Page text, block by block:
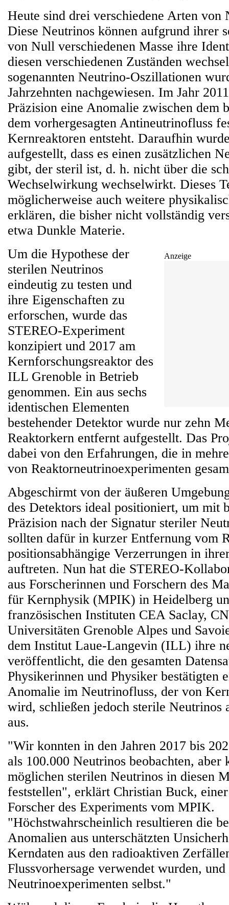
Heute sind drei verschiedene Arten von
Diese Neutrinos können aufgrund ihrer
von Null verschiedenen Masse ihre
diesen verschiedenen Zuständen
sogenannten Neutrino-Oszillationen
Jahrzehnten nachgewiesen. Im Jahr
Präzision eine Anomalie zwischen dem
dem vorhergesagten Antineutrinofluss
Kernreaktoren entsteht. Daraufhin
aufgestellt, dass es einen zusätzlichen
gibt, der steril ist, d. h. nicht über die
Wechselwirkung wechselwirkt. Dieses
möglicherweise auch weitere
erklären, die bisher nicht vollständig
etwa Dunkle Materie.
Anzeige
Um die Hypothese der
sterilen Neutrinos
eindeutig zu testen und
ihre Eigenschaften zu
erforschen, wurde das
STEREO-Experiment
konzipiert und 2017 am
Kernforschungsreaktor des
ILL Grenoble in Betrieb
genommen. Ein aus sechs
identischen Elementen
bestehender Detektor wurde nur zehn
Reaktorkern entfernt aufgestellt. Das
dabei von den Erfahrungen, die in
von Reaktorneutrinoexperimenten
Abgeschirmt von der äußeren
des Detektors ideal positioniert, um mit
Präzision nach der Signatur steriler
sollten dafür in kurzer Entfernung vom
positionsabhängige Verzerrungen in
auftreten. Nun hat die STEREO-
aus Forscherinnen und Forschern des
für Kernphysik (MPIK) in Heidelberg
französischen Instituten CEA Saclay,
Universitäten Grenoble Alpes und
dem Institut Laue-Langevin (ILL) ihre
veröffentlicht, die den gesamten
Physikerinnen und Physiker bestätigten
Anomalie im Neutrinofluss, der von
wird, schließen jedoch sterile Neutrinos
aus.
"Wir konnten in den Jahren 2017 bis
als 100.000 Neutrinos beobachten, aber
möglichen sterilen Neutrinos in diesen
feststellen", erklärt Christian Buck,
Forscher des Experiments vom MPIK.
"Höchstwahrscheinlich resultieren die
Anomalien aus unterschätzten
Kerndaten aus den radioaktiven
Flussvorhersage verwendet wurden,
Neutrinoexperimenten selbst."